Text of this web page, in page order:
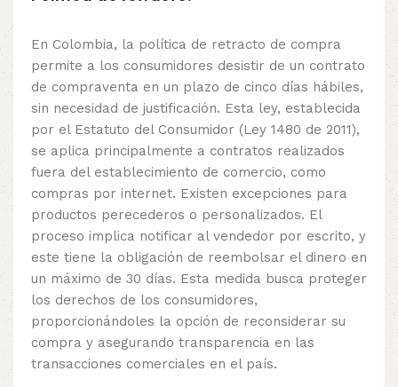
En Colombia, la política de retracto de compra
permite a los consumidores desistir de un contrato
de compraventa en un plazo de cinco días hábiles,
sin necesidad de justificación. Esta ley, establecida
por el Estatuto del Consumidor (Ley 1480 de 2011),
se aplica principalmente a contratos realizados
fuera del establecimiento de comercio, como
compras por internet. Existen excepciones para
productos perecederos o personalizados. El
proceso implica notificar al vendedor por escrito, y
este tiene la obligación de reembolsar el dinero en
un máximo de 30 días. Esta medida busca proteger
los derechos de los consumidores,
proporcionándoles la opción de reconsiderar su
compra y asegurando transparencia en las
transacciones comerciales en el país.